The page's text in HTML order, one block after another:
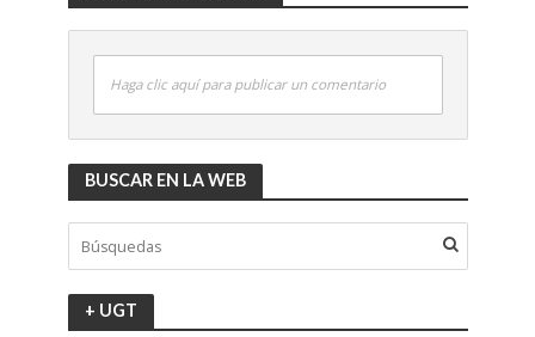
Haga clic aquí para publicar un comentario
BUSCAR EN LA WEB
+ UGT